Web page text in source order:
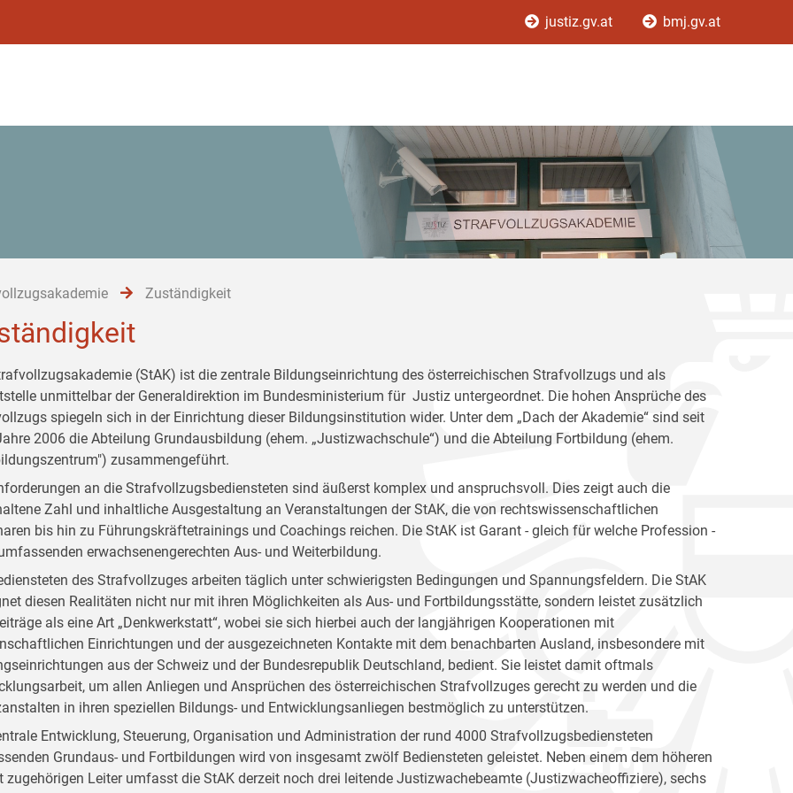
justiz.gv.at bmj.gv.at
Zuständigkeit
(StAK) ist die zentrale Bildungseinrichtung des österreichischen Strafvollzugs und als
unmittelbar der Generaldirektion im Bundesministerium für Justiz untergeordnet. Die hohen Ansprüche des
spiegeln sich in der Einrichtung dieser Bildungsinstitution wider. Unter dem „Dach der Akademie“ sind seit
2006 die Abteilung Grundausbildung (ehem. „Justizwachschule“) und die Abteilung Fortbildung (ehem.
zusammengeführt.
an die Strafvollzugsbediensteten sind äußerst komplex und anspruchsvoll. Dies zeigt auch die
Zahl und inhaltliche Ausgestaltung an Veranstaltungen der StAK, die von rechtswissenschaftlichen
bis hin zu Führungskräftetrainings und Coachings reichen. Die StAK ist Garant - gleich für welche Profession -
erwachsenengerechten Aus- und Weiterbildung.
des Strafvollzuges arbeiten täglich unter schwierigsten Bedingungen und Spannungsfeldern. Die StAK
diesen Realitäten nicht nur mit ihren Möglichkeiten als Aus- und Fortbildungsstätte, sondern leistet zusätzlich
als eine Art „Denkwerkstatt“, wobei sie sich hierbei auch der langjährigen Kooperationen mit
Einrichtungen und der ausgezeichneten Kontakte mit dem benachbarten Ausland, insbesondere mit
aus der Schweiz und der Bundesrepublik Deutschland, bedient. Sie leistet damit oftmals
um allen Anliegen und Ansprüchen des österreichischen Strafvollzuges gerecht zu werden und die
in ihren speziellen Bildungs- und Entwicklungsanliegen bestmöglich zu unterstützen.
Entwicklung, Steuerung, Organisation und Administration der rund 4000 Strafvollzugsbediensteten
Grundaus- und Fortbildungen wird von insgesamt zwölf Bediensteten geleistet. Neben einem dem höheren
zugehörigen Leiter umfasst die StAK derzeit noch drei leitende Justizwachebeamte (Justizwacheoffiziere), sechs